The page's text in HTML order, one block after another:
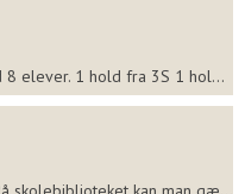
elever. 1 hold fra 3S 1 hol...